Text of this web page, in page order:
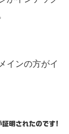
インの方がイ